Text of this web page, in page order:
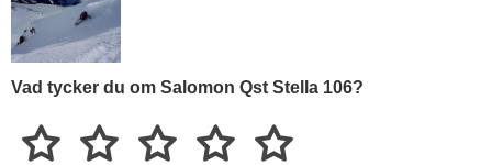
Vad tycker du om Salomon Qst Stella 106?